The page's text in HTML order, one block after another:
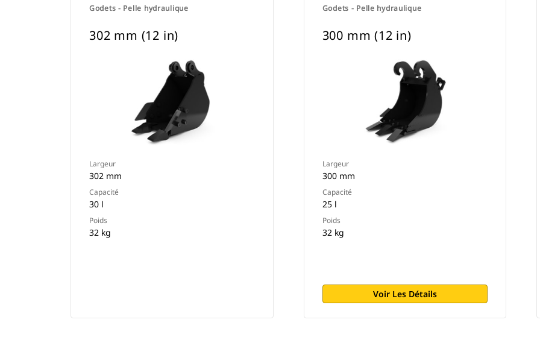
Godets - Pelle hydraulique
302 mm (12 in)
Largeur
302 mm
Capacité
30 l
Poids
32 kg
Godets - Pelle hydraulique
300 mm (12 in)
Largeur
300 mm
Capacité
25 l
Poids
32 kg
Voir Les Détails